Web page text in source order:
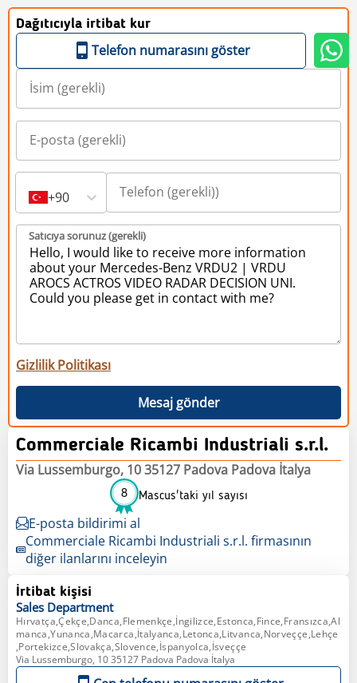
Dağıtıcıyla irtibat kur
Telefon numarasını göster
+90
Satıcıya sorunuz (gerekli)
Gizlilik Politikası
Mesaj gönder
Commerciale Ricambi Industriali s.r.l.
Via Lussemburgo, 10 35127 Padova Padova İtalya
8 Mascus'taki yıl sayısı
E-posta bildirimi al
Commerciale Ricambi Industriali s.r.l. firmasının
diğer ilanlarını inceleyin
İrtibat kişisi
Sales Department
Hırvatça,Çekçe,Danca,Flemenkçe,İngilizce,Estonca,Fince,Fransızca,Al
manca,Yunanca,Macarca,İtalyanca,Letonca,Litvanca,Norveççe,Lehçe
,Portekizce,Slovakça,Slovence,İspanyolca,İsveççe
Via Lussemburgo, 10 35127 Padova Padova İtalya